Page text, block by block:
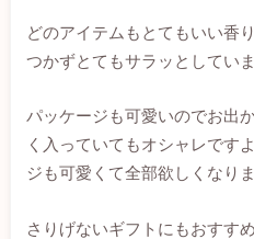
どのアイテムもとてもいい香
つかずとてもサラッとしていま
パッケージも可愛いのでお出
く入っていてもオシャレです
ジも可愛くて全部欲しくなりま
さりげないギフトにもおすす